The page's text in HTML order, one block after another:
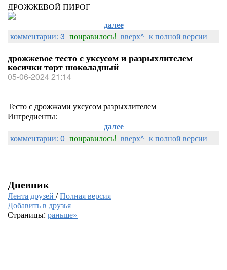
ДРОЖЖЕВОЙ ПИРОГ
далее
комментарии: 3 понравилось! вверх^ к полной версии
дрожжевое тесто с уксусом и разрыхлителем
косички торт шоколадный
05-06-2024 21:14
Тесто с дрожжами уксусом разрыхлителем
Ингредиенты:
далее
комментарии: 0 понравилось! вверх^ к полной версии
Дневник
Лента друзей /Полная версия
Добавить в друзья
Страницы: раньше»